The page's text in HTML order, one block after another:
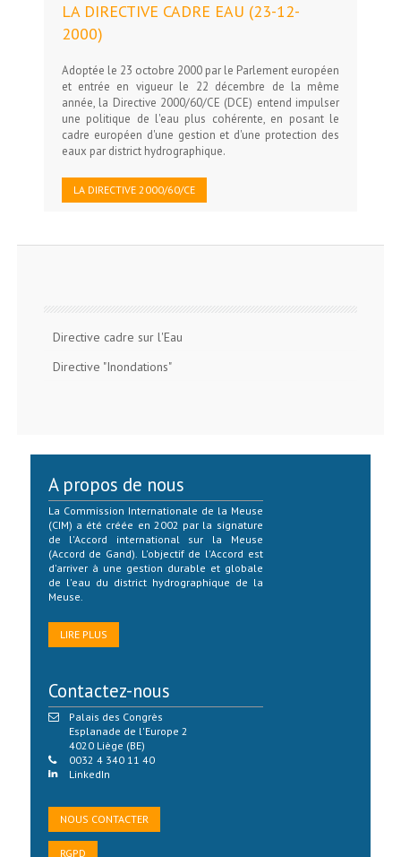
LA DIRECTIVE CADRE EAU (23-12-
2000)
Adoptée le 23 octobre 2000 par le Parlement européen
et entrée en vigueur le 22 décembre de la même
année, la Directive 2000/60/CE (DCE) entend impulser
une politique de l'eau plus cohérente, en posant le
cadre européen d'une gestion et d'une protection des
eaux par district hydrographique.
LA DIRECTIVE 2000/60/CE
Directive cadre sur l'Eau
Directive "Inondations"
A propos de nous
La Commission Internationale de la Meuse
(CIM) a été créée en 2002 par la signature
de l'Accord international sur la Meuse
(Accord de Gand). L'objectif de l'Accord est
d'arriver à une gestion durable et globale
de l'eau du district hydrographique de la
Meuse.
LIRE PLUS
Contactez-nous
Palais des Congrès
Esplanade de l'Europe 2
4020 Liège (BE)
0032 4 340 11 40
LinkedIn
NOUS CONTACTER
RGPD